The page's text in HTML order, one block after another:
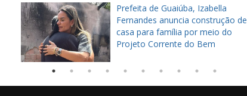
Prefeita de Guaiúba, Izabella
Fernandes anuncia construção de
casa para família por meio do
Projeto Corrente do Bem